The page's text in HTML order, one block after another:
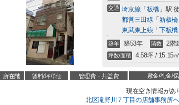
交通 埼京線 「 板橋 」駅
都営三田線 「 新板橋
東武東上線 「 下板橋
築年 築53年 階数 2階
坪数/面積 4.58坪 / 15.15㎡
所在階 賃料/坪単価 管理費・共益費 敷金/礼金/
現在空き情報があ
北区滝野川７丁目の店舗事務所